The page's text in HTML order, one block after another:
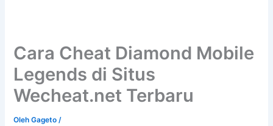
Cara Cheat Diamond Mobile
Legends di Situs
Wecheat.net Terbaru
OlehGageto/